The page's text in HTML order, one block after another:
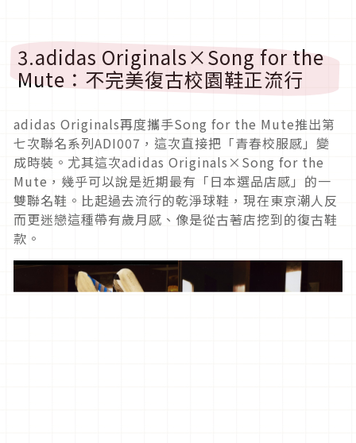
3.adidas Originals×Song for the
Mute：不完美復古校園鞋正流行
adidas Originals再度攜手Song for the Mute推出第
七次聯名系列ADI007，這次直接把「青春校服感」變
成時裝。尤其這次adidas Originals×Song for the
Mute，幾乎可以說是近期最有「日本選品店感」的一
雙聯名鞋。比起過去流行的乾淨球鞋，現在東京潮人反
而更迷戀這種帶有歲月感、像是從古著店挖到的復古鞋
款。